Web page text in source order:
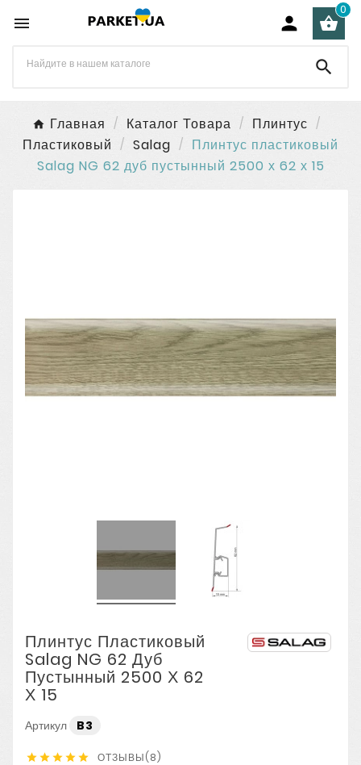
  
0

Главная Каталог Товара
Плинтус
Пластиковый
Salag
Плинтус пластиковый
Salag NG 62 дуб пустынный 2500 х 62 х 15
Плинтус Пластиковый
Salag NG 62 Дуб
Пустынный 2500 Х 62
Х 15
Артикул B3
     ОТЗЫВЫ(8)